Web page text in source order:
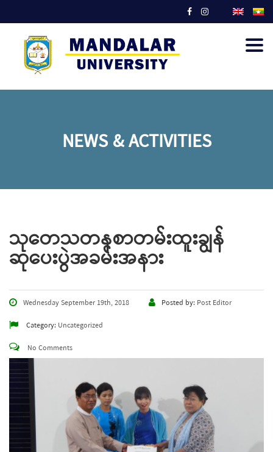
NEWS & ACTIVITIES
သုတေသတနစာတမ်းထူးချွန်
ဆုပေးပွဲအခမ်းအနား
Wednesday September 19th, 2018 Posted by: Post Editor
Category: Uncategorized
No Comments